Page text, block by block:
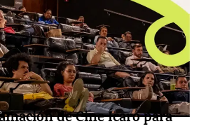
de Cine Ícaro para